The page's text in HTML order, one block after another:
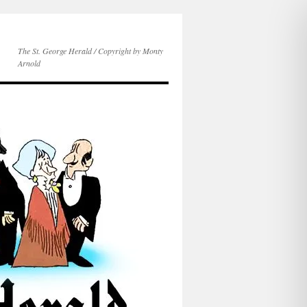
The St. George Herald / Copyright by Monty
Arnold